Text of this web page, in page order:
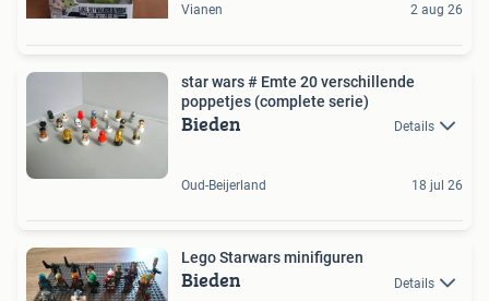
Vianen 2 aug 26
star wars # Emte 20 verschillende
poppetjes (complete serie)
Bieden Details
Oud-Beijerland 18 jul 26
Lego Starwars minifiguren
Bieden Details